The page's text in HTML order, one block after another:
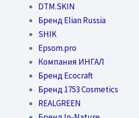
DTM.SKIN
Бренд Elian Russia
SHIK
Epsom.pro
Компания ИНГАЛ
Бренд Ecocraft
Бренд 1753 Cosmetics
REALGREEN